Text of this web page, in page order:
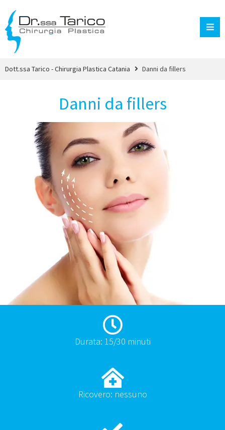
Dott.ssa Tarico - Chirurgia Plastica Catania Danni da fillers
Danni da fillers
Durata: 15/30 minuti
Ricovero: nessuno